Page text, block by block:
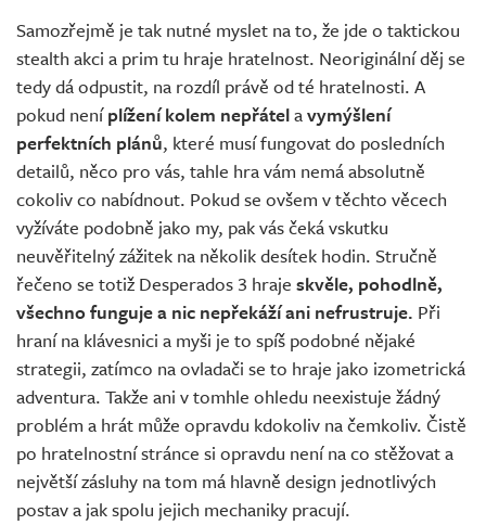
Samozřejmě je tak nutné myslet na to, že jde o taktickou
stealth akci a prim tu hraje hratelnost. Neoriginální děj se
tedy dá odpustit, na rozdíl právě od té hratelnosti. A
pokud neníplížení kolem nepřátelavymýšlení
perfektních plánů, které musí fungovat do posledních
detailů, něco pro vás, tahle hra vám nemá absolutně
cokoliv co nabídnout. Pokud se ovšem v těchto věcech
vyžíváte podobně jako my, pak vás čeká vskutku
neuvěřitelný zážitek na několik desítek hodin. Stručně
řečeno se totiž Desperados 3 hraje skvěle, pohodlně,
všechno funguje a nic nepřekáží ani nefrustruje. Při
hraní na klávesnici a myši je to spíš podobné nějaké
strategii, zatímco na ovladači se to hraje jako izometrická
adventura. Takže ani v tomhle ohledu neexistuje žádný
problém a hrát může opravdu kdokoliv na čemkoliv. Čistě
po hratelnostní stránce si opravdu není na co stěžovat a
největší zásluhy na tom má hlavně design jednotlivých
postav a jak spolu jejich mechaniky pracují.